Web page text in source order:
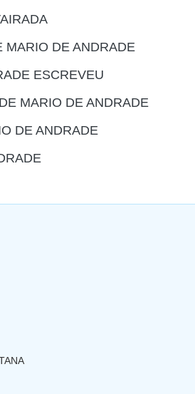
MARIO DE ANDRADE
ESCREVEU
MARIO DE ANDRADE
DE ANDRADE